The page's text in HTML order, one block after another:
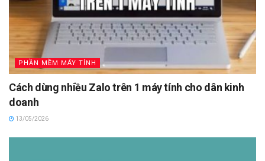
PHẦN MỀM MÁY TÍNH
Cách dùng nhiều Zalo trên 1 máy tính cho dân kinh
doanh
13/05/2026